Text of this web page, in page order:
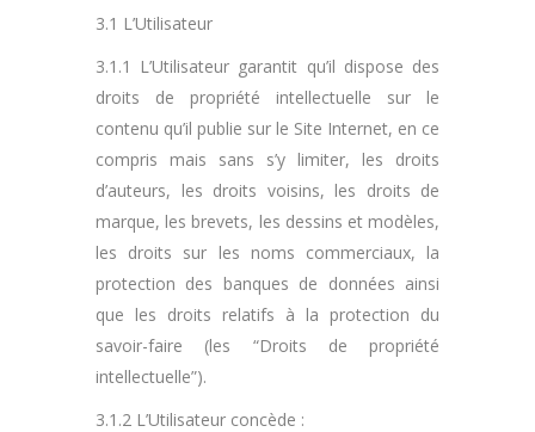
3.1 L’Utilisateur
3.1.1 L’Utilisateur garantit qu’il dispose des
droits de propriété intellectuelle sur le
contenu qu’il publie sur le Site Internet, en ce
compris mais sans s’y limiter, les droits
d’auteurs, les droits voisins, les droits de
marque, les brevets, les dessins et modèles,
les droits sur les noms commerciaux, la
protection des banques de données ainsi
que les droits relatifs à la protection du
savoir-faire (les “Droits de propriété
intellectuelle”).
3.1.2 L’Utilisateur concède :